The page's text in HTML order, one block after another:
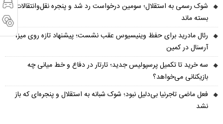
شوک رسمی به استقلال؛ سومین درخواست رد شد و پنجره نقل‌وانتقالات
بسته ماند
رئال مادرید برای حفظ وینیسیوس عقب نشست؛ پیشنهاد تازه روی میز،
آرسنال در کمین
سه خرید تا تکمیل پرسپولیس جدید؛ تارتار در دفاع و خط میانی چه
بازیکنانی می‌خواهد؟
فعل ماضی تاجرنیا بی‌دلیل نبود؛ شوک شبانه به استقلال و پنجره‌ای که باز
نشد